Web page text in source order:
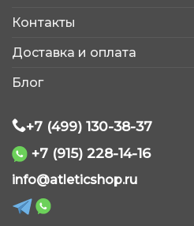
Контакты
Доставка и оплата
Блог
+7 (499) 130-38-37
+7 (915) 228-14-16
info@atleticshop.ru